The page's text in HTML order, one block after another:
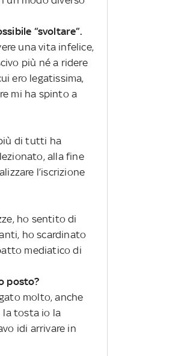
“svoltare”.
una vita infelice,
più né a ridere
ero legatissima,
mi ha spinto a
di tutti ha
alla fine
l’iscrizione
ho sentito di
ho scardinato
mediatico di
posto?
molto, anche
la tosta io la
idi arrivare in